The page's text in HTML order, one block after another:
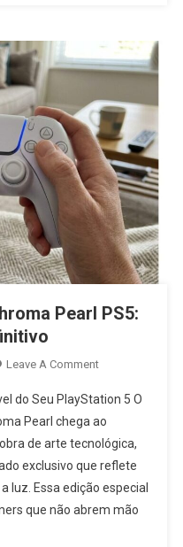
Pearl PS5:
Leave A CommentOn
DualSense
Chroma
Pearl
PS5:
O
Guia
do Seu PlayStation 5 O
Pearl chega ao
de arte tecnológica,
exclusivo que reflete
luz. Essa edição especial
que não abrem mão